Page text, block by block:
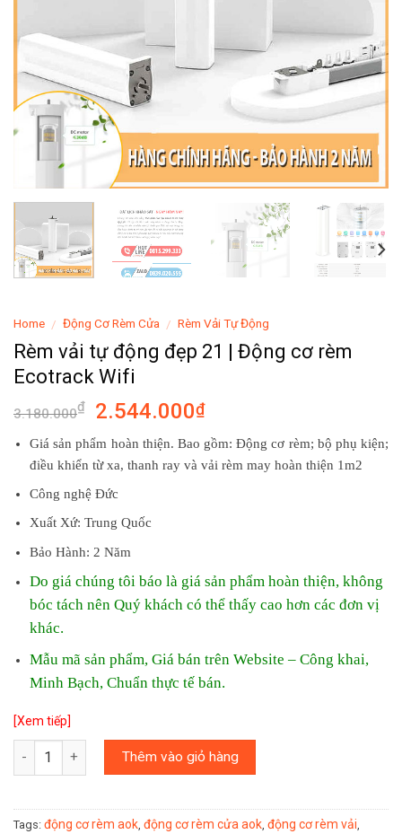
Home / Động Cơ Rèm Cửa / Rèm Vải Tự Động
Rèm vải tự động đẹp 21 | Động cơ rèm
Ecotrack Wifi
3.180.000₫ 2.544.000₫
Giá sản phẩm hoàn thiện. Bao gồm: Động cơ rèm; bộ phụ kiện;
điều khiển từ xa, thanh ray và vải rèm may hoàn thiện 1m2
Công nghệ Đức
Xuất Xứ: Trung Quốc
Bảo Hành: 2 Năm
Do giá chúng tôi báo là giá sản phẩm hoàn thiện, không
bóc tách nên Quý khách có thể thấy cao hơn các đơn vị
khác.
Mẫu mã sản phẩm, Giá bán trên Website – Công khai,
Minh Bạch, Chuẩn thực tế bán.
[Xem tiếp]
Quantity Thêm vào giỏ hàng
Tags: động cơ rèm aok động cơ rèm cửa aok động cơ rèm vải